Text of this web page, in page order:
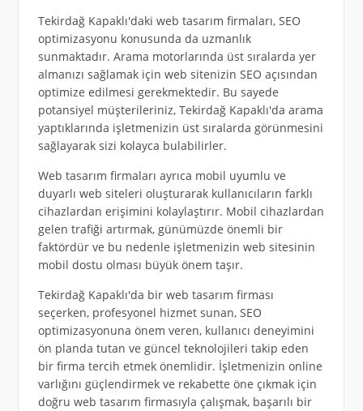
Tekirdağ Kapaklı'daki web tasarım firmaları, SEO
optimizasyonu konusunda da uzmanlık
sunmaktadır. Arama motorlarında üst sıralarda yer
almanızı sağlamak için web sitenizin SEO açısından
optimize edilmesi gerekmektedir. Bu sayede
potansiyel müşterileriniz, Tekirdağ Kapaklı'da arama
yaptıklarında işletmenizin üst sıralarda görünmesini
sağlayarak sizi kolayca bulabilirler.
Web tasarım firmaları ayrıca mobil uyumlu ve
duyarlı web siteleri oluşturarak kullanıcıların farklı
cihazlardan erişimini kolaylaştırır. Mobil cihazlardan
gelen trafiği artırmak, günümüzde önemli bir
faktördür ve bu nedenle işletmenizin web sitesinin
mobil dostu olması büyük önem taşır.
Tekirdağ Kapaklı'da bir web tasarım firması
seçerken, profesyonel hizmet sunan, SEO
optimizasyonuna önem veren, kullanıcı deneyimini
ön planda tutan ve güncel teknolojileri takip eden
bir firma tercih etmek önemlidir. İşletmenizin online
varlığını güçlendirmek ve rekabette öne çıkmak için
doğru web tasarım firmasıyla çalışmak, başarılı bir